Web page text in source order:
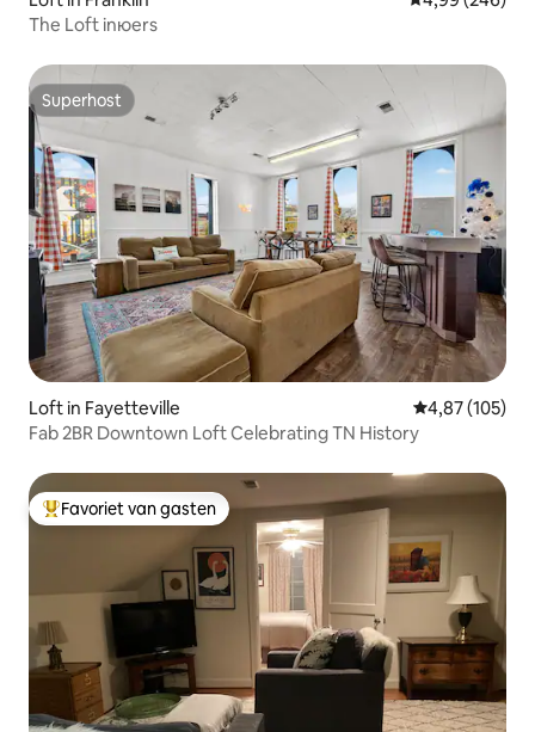
The Loft inюers
Superhost
Superhost
Loft in Fayetteville Gemiddelde
4,87 (105)
Fab 2BR Downtown Loft Celebrating TN History
Topfavoriet van gasten
Favoriet van gasten